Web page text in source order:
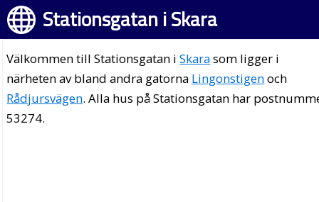
Stationsgatan i Skara
Välkommen till Stationsgatan iSkarasom ligger i
närheten av bland andra gatorna Lingonstigenoch
Rådjursvägen. Alla hus på Stationsgatan har
53274.